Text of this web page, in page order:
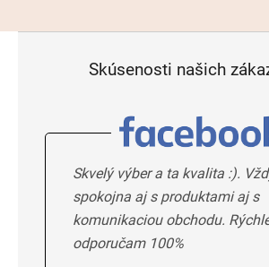
Skúsenosti našich
Skvelý výber a ta kvalita :).
spokojna aj s produktami aj s
komunikaciou obchodu.
odporučam 100%